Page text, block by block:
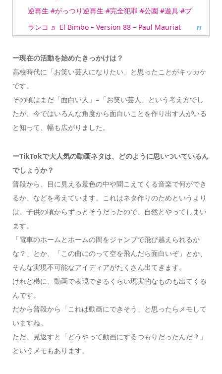
逆再生 #がっつり逆再生 #完全犯罪 #公園 #遊具 #ブ
ランコ ♬ El Bimbo – Version 88 – Paul Mauriat
ー現在の活動を始めたきっかけは？
高校時代に「お笑い芸人になりたい」と思ったことがキッカケ
です。
その頃はまだ「面白い人」=「お笑い芸人」という考え方でし
たが、今ではいろんな角度から面白いことを作り出す人がいる
と知って、幅も広がりました。
ーTikTokで大人気の動画ネタは、どのように思いついているん
でしょうか？
普段から、目に見える景色の中や聞こえてくる音楽で何ができ
るか、などを考えています。これはネタ作りのためというより
は、子供の頃からずっとそうだったので、自然とやってしまい
ます。
「電車のホームとホームの間をジャンプで飛び越えられるか
な？」とか、「この曲にのって空を飛んだら面白いぞ」とか、
そんな実現不可能なアイディアがたくさん出てきます。
けれど稀に、動画で表現できるくらい現実的なものも出てくる
んです。
だから普段から「これは動画にできそう」と思ったらメモして
いますね。
ただ、見返すと「どうやって動画にするつもりだったんだ？」
というメモもあります。